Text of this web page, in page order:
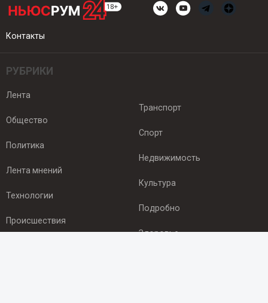
Контакты
РУБРИКИ
Лента
Общество
Политика
Лента мнений
Технологии
Происшествия
Транспорт
Спорт
Недвижимость
Культура
Подробно
Здоровье